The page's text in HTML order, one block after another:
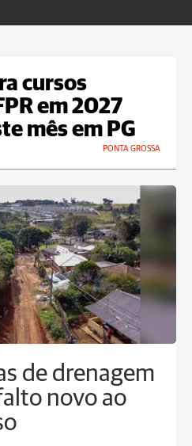
cursos
em 2027
mês em PG
PONTA GROSSA
de drenagem
novo ao